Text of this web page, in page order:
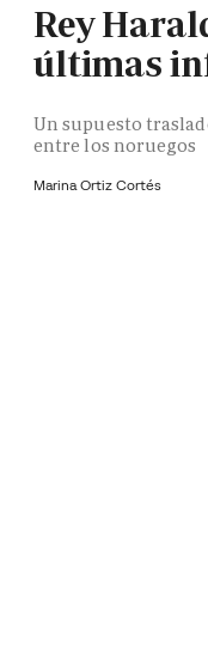
Rey
últimas
Un supuesto
entre los noruegos
Marina Ortiz Cortés